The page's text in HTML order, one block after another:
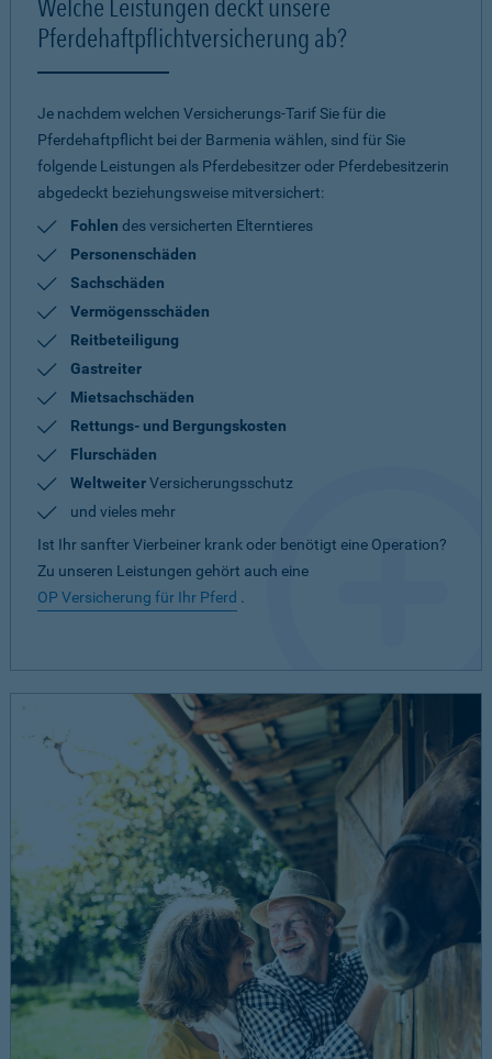
Welche Leistungen deckt unsere
Pferdehaftpflichtversicherung ab?
Je nachdem welchen Versicherungs-Tarif Sie für die
Pferdehaftpflicht bei der Barmenia wählen, sind für Sie
folgende Leistungen als Pferdebesitzer oder Pferdebesitzerin
abgedeckt beziehungsweise mitversichert:
Fohlen des versicherten Elterntieres
Personenschäden
Sachschäden
Vermögensschäden
Reitbeteiligung
Gastreiter
Mietsachschäden
Rettungs- und Bergungskosten
Flurschäden
WeltweiterVersicherungsschutz
und vieles mehr
Ist Ihr sanfter Vierbeiner krank oder benötigt eine Operation?
Zu unseren Leistungen gehört auch eine
OP Versicherung für Ihr Pferd .